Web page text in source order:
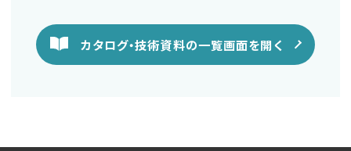
カタログ・技術資料の一覧画面を開く